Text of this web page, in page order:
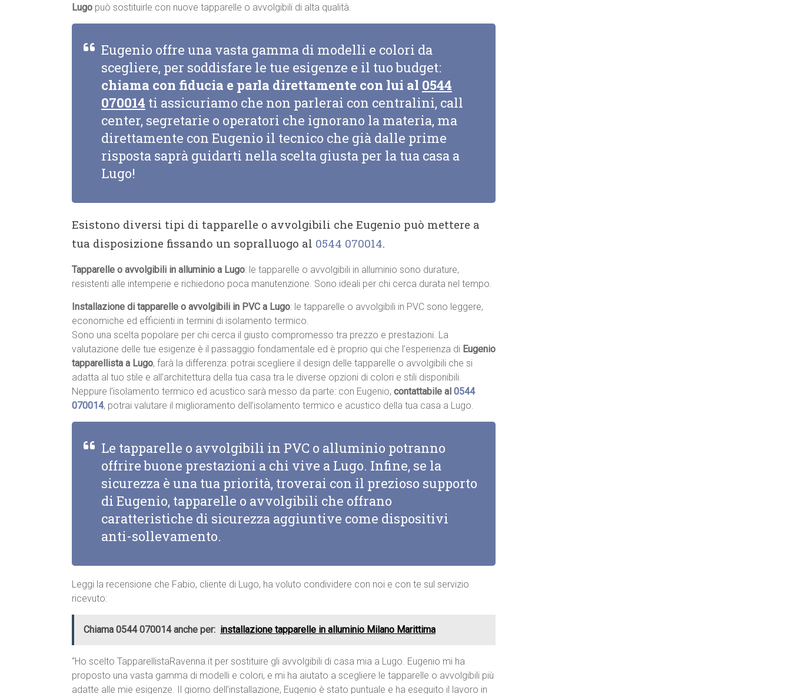
Lugo può sostituirle con nuove tapparelle o avvolgibili di alta qualità.
Eugenio offre una vasta gamma di modelli e colori da
scegliere, per soddisfare le tue esigenze e il tuo budget:
chiama con fiducia e parla direttamente con lui al 0544
070014 ti assicuriamo che non parlerai con centralini, call
center, segretarie o operatori che ignorano la materia, ma
direttamente con Eugenio il tecnico che già dalle prime
risposta saprà guidarti nella scelta giusta per la tua casa a
Lugo!
Esistono diversi tipi di tapparelle o avvolgibili che Eugenio può mettere a
tua disposizione fissando un sopralluogo al 0544 070014.
Tapparelle o avvolgibili in alluminio a Lugo: le tapparelle o avvolgibili in alluminio sono durature,
resistenti alle intemperie e richiedono poca manutenzione. Sono ideali per chi cerca durata nel tempo.
Installazione di tapparelle o avvolgibili in PVC a Lugo: le tapparelle o avvolgibili in PVC sono leggere,
economiche ed efficienti in termini di isolamento termico.
Sono una scelta popolare per chi cerca il giusto compromesso tra prezzo e prestazioni. La
valutazione delle tue esigenze è il passaggio fondamentale ed è proprio qui che l’esperienza di Eugenio
tapparellista a Lugo, farà la differenza: potrai scegliere il design delle tapparelle o avvolgibili che si
adatta al tuo stile e all’architettura della tua casa tra le diverse opzioni di colori e stili disponibili.
Neppure l’isolamento termico ed acustico sarà messo da parte: con Eugenio, contattabile al 0544
070014, potrai valutare il miglioramento dell’isolamento termico e acustico della tua casa a Lugo.
Le tapparelle o avvolgibili in PVC o alluminio potranno
offrire buone prestazioni a chi vive a Lugo. Infine, se la
sicurezza è una tua priorità, troverai con il prezioso supporto
di Eugenio, tapparelle o avvolgibili che offrano
caratteristiche di sicurezza aggiuntive come dispositivi
anti-sollevamento.
Leggi la recensione che Fabio, cliente di Lugo, ha voluto condividere con noi e con te sul servizio
ricevuto:
Chiama 0544 070014 anche per: installazione tapparelle in alluminio Milano Marittima
“Ho scelto TapparellistaRavenna.it per sostituire gli avvolgibili di casa mia a Lugo. Eugenio mi ha
proposto una vasta gamma di modelli e colori, e mi ha aiutato a scegliere le tapparelle o avvolgibili più
adatte alle mie esigenze. Il giorno dell’installazione, Eugenio è stato puntuale e ha eseguito il lavoro in